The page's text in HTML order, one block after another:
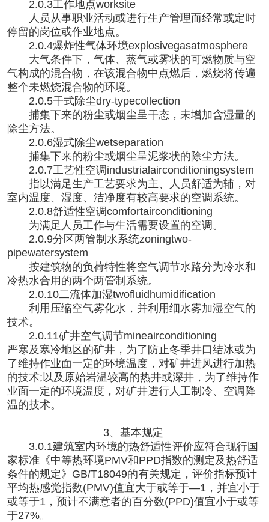
2.0.3工作地点worksite
人员从事职业活动或进行生产管理而经常或定时
停留的岗位或作业地点。
2.0.4爆炸性气体环境explosivegasatmosphere
大气条件下，气体、蒸气或雾状的可燃物质与空
气构成的混合物，在该混合物中点燃后，燃烧将传遍
整个未燃烧混合物的环境。
2.0.5干式除尘dry-typecollection
捕集下来的粉尘或烟尘呈干态，未增加含湿量的
除尘方法。
2.0.6湿式除尘wetseparation
捕集下来的粉尘或烟尘呈泥浆状的除尘方法。
2.0.7工艺性空调industrialairconditioningsystem
指以满足生产工艺要求为主、人员舒适为辅，对
室内温度、湿度、洁净度有较高要求的空调系统。
2.0.8舒适性空调comfortairconditioning
为满足人员工作与生活需要设置的空调。
2.0.9分区两管制水系统zoningtwo-
pipewatersystem
按建筑物的负荷特性将空气调节水路分为冷水和
冷热水合用的两个两管制系统。
2.0.10二流体加湿twofluidhumidification
利用压缩空气雾化水，并利用细水雾加湿空气的
技术。
2.0.11矿井空气调节mineairconditioning
严寒及寒冷地区的矿井，为了防止冬季井口结冰或为
了维持作业面一定的环境温度，对矿井进风进行加热
的技术;以及原始岩温较高的热井或深井，为了维持作
业面一定的环境温度，对矿井进行人工制冷、空调降
温的技术。
3、基本规定
3.0.1建筑室内环境的热舒适性评价应符合现行国
家标准《中等热环境PMV和PPD指数的测定及热舒适
条件的规定》GB/T18049的有关规定，评价指标预计
平均热感觉指数(PMV)值宜大于或等于—1，并宜小于
或等于1，预计不满意者的百分数(PPD)值宜小于或等
于27%。